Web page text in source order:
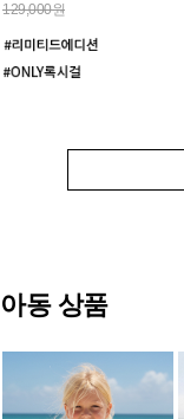
129,000원
아동 상품